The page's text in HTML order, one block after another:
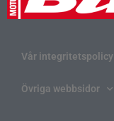
Vår integritetspolicy
Övriga webbsidor